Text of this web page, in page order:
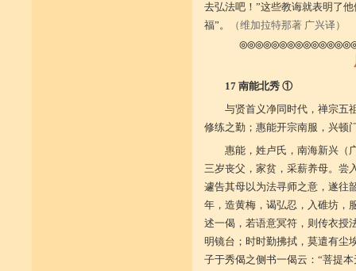
去弘法吧！”这些教诲就表明了
福”。
（维加拉特那著 广兴译）
17 南能北秀 ①
与贤首义净同时代，禅宗五
修练之勤；惠能开宗南服，兴顿
惠能，姓卢氏，南海新兴（
三岁丧父，家贫，采薪养母。尝
遽告其母以为法寻师之意，遂往
年，造黄梅，谒弘忍，入碓坊，
述一偈，若语意冥符，则传衣授
明镜台；时时勤拂拭，莫遣有尘
子于秀偈之侧书一偈云：“菩提